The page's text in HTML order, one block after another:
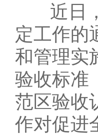
近日，
定工作的
和管理实
验收标准
范区验收
作对促进